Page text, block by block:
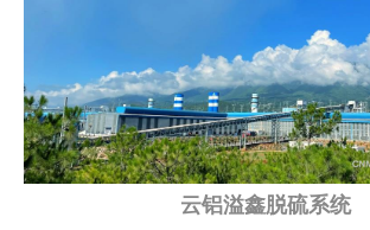
党建工作
企业文化
《资源再生》杂志
云铝溢鑫脱硫系统